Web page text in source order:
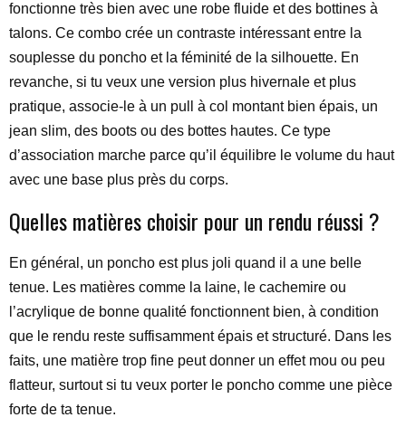
fonctionne très bien avec une robe fluide et des bottines à
talons. Ce combo crée un contraste intéressant entre la
souplesse du poncho et la féminité de la silhouette. En
revanche, si tu veux une version plus hivernale et plus
pratique, associe-le à un pull à col montant bien épais, un
jean slim, des boots ou des bottes hautes. Ce type
d’association marche parce qu’il équilibre le volume du haut
avec une base plus près du corps.
Quelles matières choisir pour un rendu réussi ?
En général, un poncho est plus joli quand il a une belle
tenue. Les matières comme la laine, le cachemire ou
l’acrylique de bonne qualité fonctionnent bien, à condition
que le rendu reste suffisamment épais et structuré. Dans les
faits, une matière trop fine peut donner un effet mou ou peu
flatteur, surtout si tu veux porter le poncho comme une pièce
forte de ta tenue.